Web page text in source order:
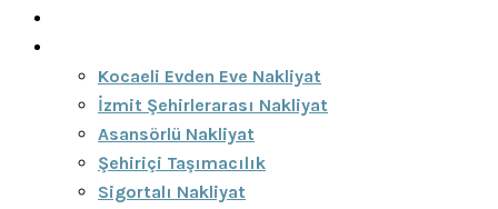
Kocaeli Evden Eve Nakliyat
İzmit Şehirlerarası Nakliyat
Asansörlü Nakliyat
Şehiriçi Taşımacılık
Sigortalı Nakliyat